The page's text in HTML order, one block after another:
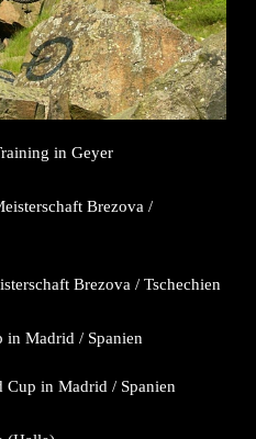
in Geyer
Brezova / Tschechien
in Madrid / Spanien